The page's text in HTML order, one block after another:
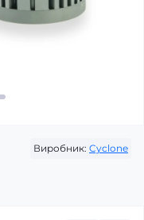
Виробник: Cyclone